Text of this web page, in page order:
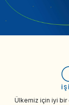
Ülkemiz için iyi bir